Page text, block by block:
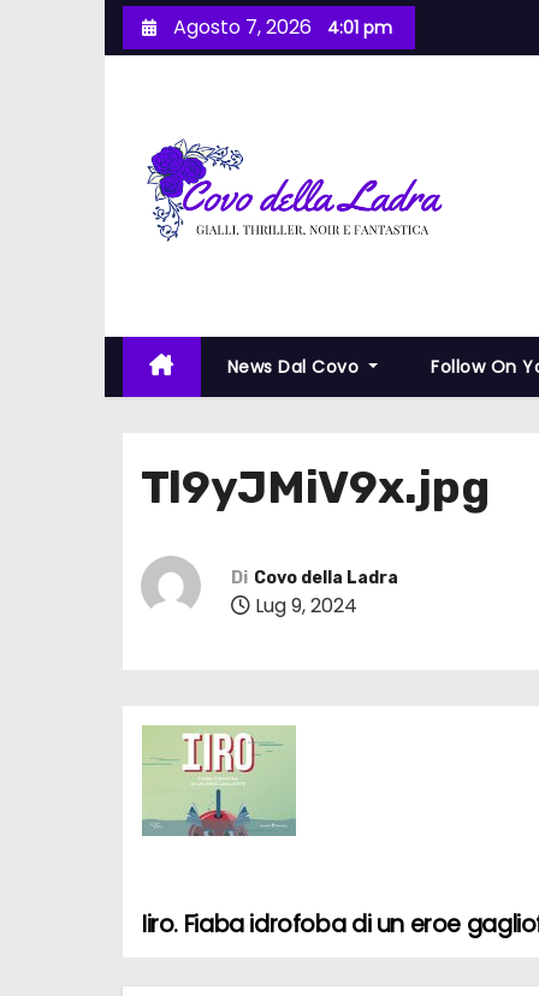
a
Agosto 7, 2026 4:01 pm
News Dal Covo Follow On
Tl9yJMiV9x.jpg
Di Covo della Ladra
Lug 9, 2024
N
a
Iiro. Fiaba idrofoba di un eroe